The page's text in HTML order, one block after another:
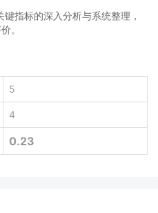
指标的深入分析与系统整理，
。
5
4
0.23